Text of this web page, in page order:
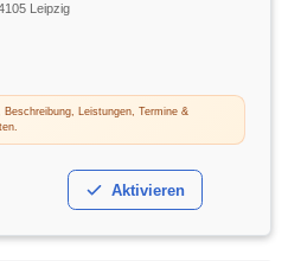
Leipzig
Leistungen, Termine &
Aktivieren